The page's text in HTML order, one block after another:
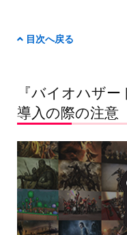
目次へ戻る
『バイオハザ
導入の際の注意